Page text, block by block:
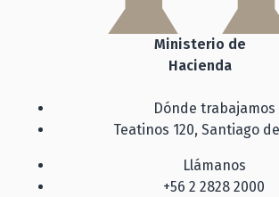
Ministerio de
Hacienda
Dónde trabajamos
Teatinos 120, Santiago
Llámanos
+56 2 2828 2000